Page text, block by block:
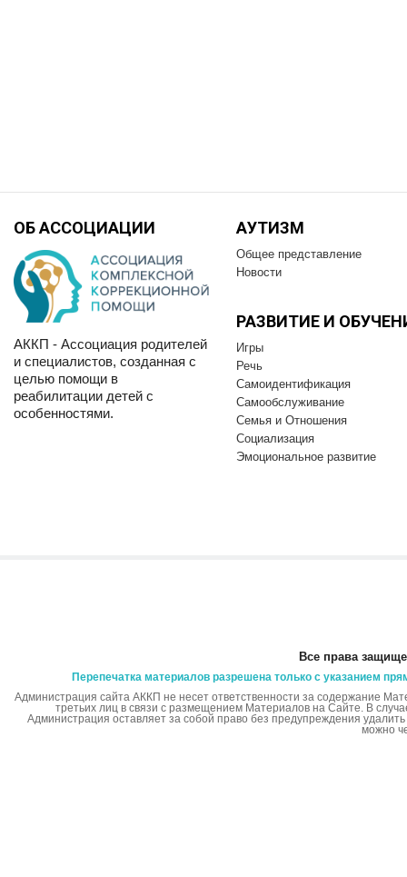
ОБ АССОЦИАЦИИ
АККП - Ассоциация родителей
и специалистов, созданная с
целью помощи в
реабилитации детей с
особенностями.
АУТИЗМ
Общее представление
Новости
РАЗВИТИЕ И
Игры
Речь
Самоидентификация
Самообслуживание
Семья и Отношения
Социализация
Эмоциональное развитие
Все права
Перепечатка материалов разрешена только с указанием
Администрация сайта АККП не несет ответственности за содержание
третьих лиц в связи с размещением Материалов на Сайте. В
Администрация оставляет за собой право без предупреждения
можно